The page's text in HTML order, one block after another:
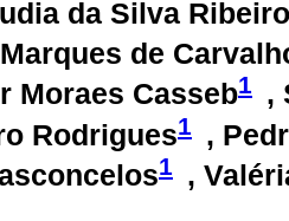
da Silva Ribeiro
de
Moraes Casseb1 ,
Rodrigues1 ,
1 ,